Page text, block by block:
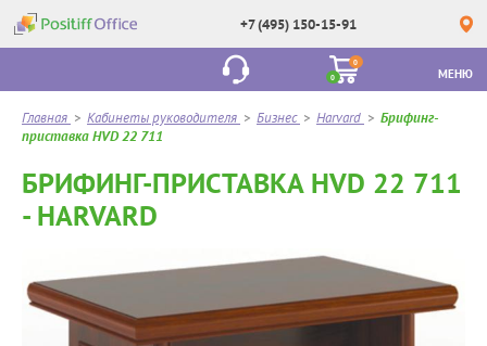
+7 (495) 150-15-91
0
0
МЕНЮ
Главная > Кабинеты руководителя > Бизнес > Harvard > Брифинг-
приставка HVD 22 711
БРИФИНГ-ПРИСТАВКА HVD 22 711
- HARVARD